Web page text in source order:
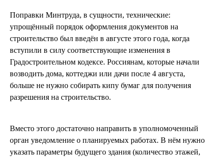
Поправки Минтруда, в сущности, технические:
упрощённый порядок оформления документов на
строительство был введён в августе этого года, когда
вступили в силу соответствующие изменения в
Градостроительном кодексе. Россиянам, которые начали
возводить дома, коттеджи или дачи после 4 августа,
больше не нужно собирать кипу бумаг для получения
разрешения на строительство.
Вместо этого достаточно направить в уполномоченный
орган уведомление о планируемых работах. В нём нужно
указать параметры будущего здания (количество этажей,